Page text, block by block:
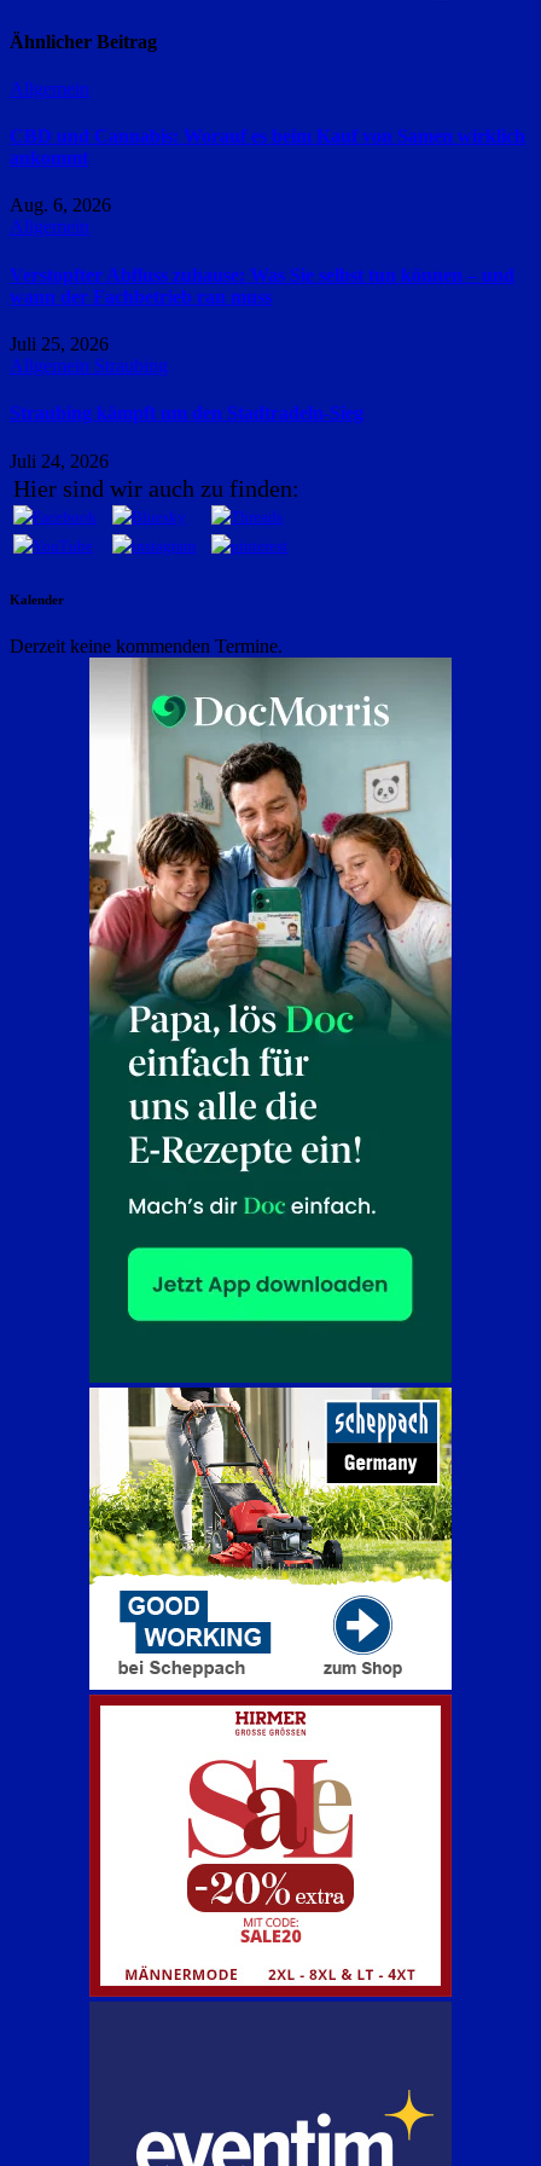
Ähnlicher Beitrag
Allgemein
CBD und Cannabis: Worauf es beim Kauf von Samen wirklich
ankommt
Aug. 6, 2026
Allgemein
Verstopfter Abfluss zuhause: Was Sie selbst tun können – und
wann der Fachbetrieb ran muss
Juli 25, 2026
Allgemein Straubing
Straubing kämpft um den Stadtradeln-Sieg
Juli 24, 2026
Hier sind wir auch zu finden:
Kalender
Derzeit keine kommenden Termine.